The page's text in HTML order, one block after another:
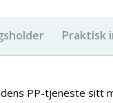
Praktisk
PP-tjeneste sitt